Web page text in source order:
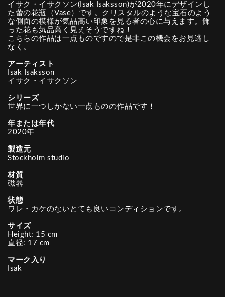
イサク・イサクソン(Isak Isaksson)が2020年にデザインし
た蕾の花瓶（Vase）です。クリスタルのような宝石のよう
な側面の模様が気品高い印象を見る者の心に与えます。飾
った花も気品高く見えそうですね！
こちらの作品は一点ものですので是非この機会をお見逃し
なく。
アーティスト
Isak Isaksson
イサク・イサクソン
シリーズ
世界に一つしかない一点ものの作品です！
年または年代
2020年
製造元
Stockholm studio
材質
磁器
状態
ワレ・カケのないとても良いコンディションです。
サイズ
Height: 15 cm
直径: 17 cm
マーク入り
Isak